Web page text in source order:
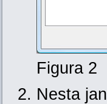
Figura 2
Nesta